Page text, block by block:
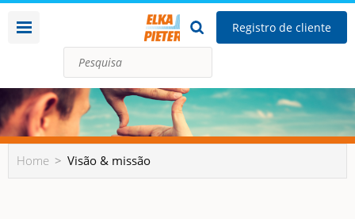
Registro de cliente
Home Visão & missão